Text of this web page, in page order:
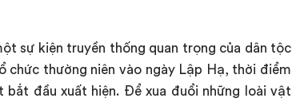
sự kiện truyền thống quan trọng của dân tộc
chức thường niên vào ngày Lập Hạ, thời điểm
đầu xuất hiện. Để xua đuổi những loài vật